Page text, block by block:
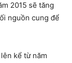
2015 sẽ tăng
nguồn cung để
kể từ năm